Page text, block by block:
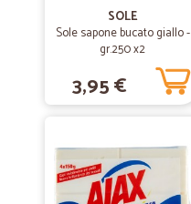
SOLE
Sole sapone bucato giallo -
gr.250 x2
3,95 €